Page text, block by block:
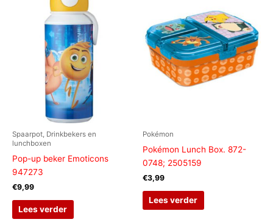
Spaarpot, Drinkbekers en
lunchboxen
Pop-up beker Emoticons
947273
€9,99
Lees verder
Pokémon
Pokémon Lunch Box. 872-
0748; 2505159
€3,99
Lees verder